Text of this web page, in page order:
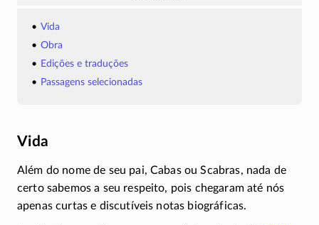
Vida
Obra
Edições e traduções
Passagens selecionadas
Vida
Além do nome de seu pai, Cabas ou Scabras, nada de
certo sabemos a seu respeito, pois chegaram até nós
apenas curtas e discutíveis notas biográficas.